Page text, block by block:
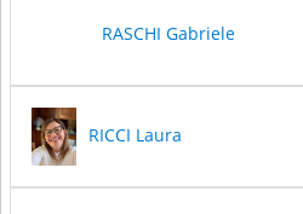
RASCHI Gabriele
RICCI Laura